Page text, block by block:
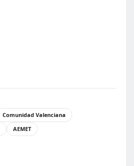
Comunidad Valenciana
AEMET